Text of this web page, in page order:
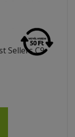
Sellers C9